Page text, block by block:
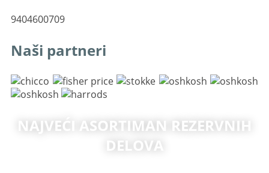
9404600709
Naši partneri
NAJVEĆI ASORTIMAN REZERVNIH
DELOVA